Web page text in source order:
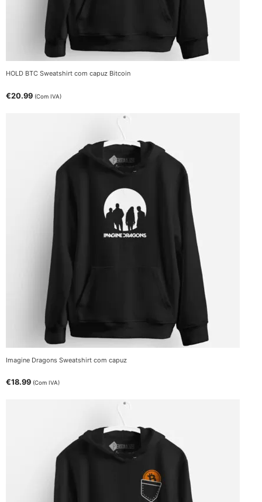
HOLD BTC Sweatshirt com capuz Bitcoin
€20.99 (Com IVA)
Imagine Dragons Sweatshirt com capuz
€18.99 (Com IVA)